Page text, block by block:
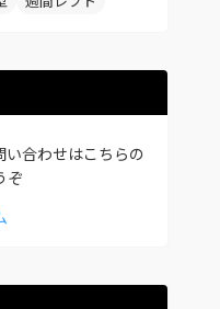
い合わせはこちらの
ぞ